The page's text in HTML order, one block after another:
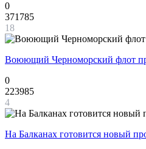
0
371785
18
Воюющий Черноморский флот
0
223985
4
На Балканах готовится новый